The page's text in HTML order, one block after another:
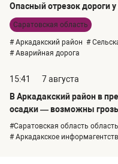
Опасный отрезок дороги
Саратовская область
# Аркадакский район #
# Аварийная дорога
15:41
7 августа
В Аркадакский район в
осадки — возможны
#Саратовская область область
# Аркадакское